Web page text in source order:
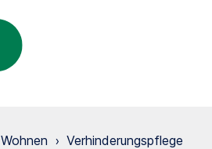
› Verhinde­rungs­pflege